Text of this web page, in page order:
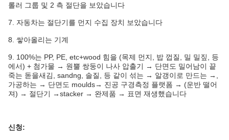
롤러 그룹 및 2 측 절단을 보았습니다
7. 자동차는 절단기를 먼지 수집 장치 보았습니다
8. 쌓아올리는 기계
9. 100%는 PP, PE, etc+wood 힘을 (목제 먼지, 밥 껍질, 밀 밀짚, 등
에서) + 첨가물 → 원뿔 쌍둥이 나사 압출기 → 단면도 밀어남이 끝
죽는 돋을새김, sandng, 솔질, 등 같이 섞는 → 알갱이로 만드는 →,
가공하는 → 단면도 moulds→ 진공 구경측정 플랫폼 → (운반 떨어
져) → 절단기 →stacker → 완제품 → 표면 재생했습니다
신청: